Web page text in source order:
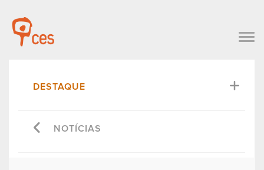
DESTAQUE
NOTÍCIAS